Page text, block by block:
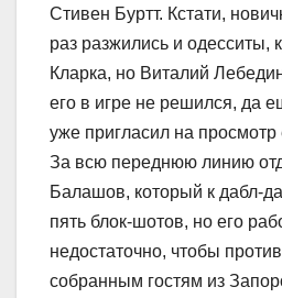
Стивен Буртт. Кстати,
раз разжились и одесситы,
Кларка, но Виталий
его в игре не решился, да
уже пригласил на просмотр
За всю переднюю линию
Балашов, который к дабл-
пять блок-шотов, но его
недостаточно, чтобы
собранным гостям из